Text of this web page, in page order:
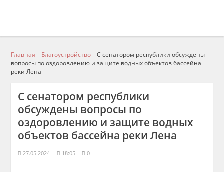
Главная Благоустройство
С сенатором республики обсуждены
вопросы по оздоровлению и защите водных объектов бассейна
реки Лена
С сенатором республики
обсуждены вопросы по
оздоровлению и защите водных
объектов бассейна реки Лена
27.05.2024 18:05 0